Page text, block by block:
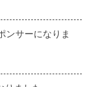
ンサーになりま